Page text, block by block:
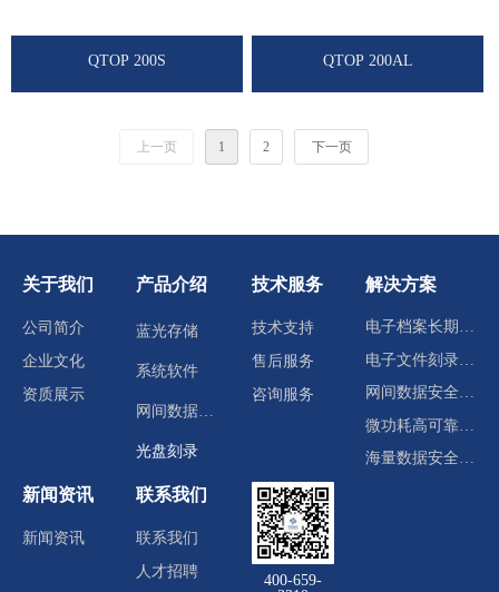
QTOP 200S QTOP 200AL
上一页 1 2 下一页
关于我们
公司简介
企业文化
资质展示
产品介绍
蓝光存储
系统软件
网间数据交换
光盘刻录
技术服务
技术支持
售后服务
咨询服务
解决方案
电子档案长期归档存储
网间数据安全交换
海量数据安全存储
联系我们
联系我们
人才招聘
400-659-
新闻资讯
新闻资讯